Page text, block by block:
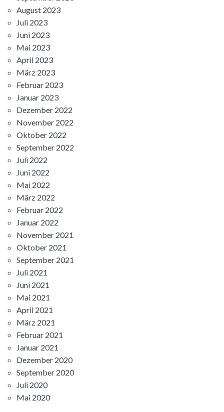
August 2023
Juli 2023
Juni 2023
Mai 2023
April 2023
März 2023
Februar 2023
Januar 2023
Dezember 2022
November 2022
Oktober 2022
September 2022
Juli 2022
Juni 2022
Mai 2022
März 2022
Februar 2022
Januar 2022
November 2021
Oktober 2021
September 2021
Juli 2021
Juni 2021
Mai 2021
April 2021
März 2021
Februar 2021
Januar 2021
Dezember 2020
September 2020
Juli 2020
Mai 2020